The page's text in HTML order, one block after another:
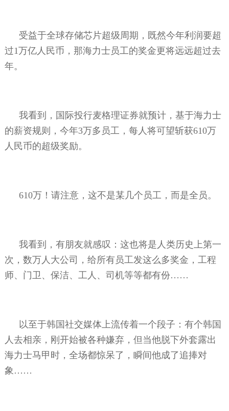
受益于全球存储芯片超级周期，既然今年利润要超
过1万亿人民币，那海力士员工的奖金更将远远超过去
年。
我看到，国际投行麦格理证券就预计，基于海力士
的薪资规则，今年3万多员工，每人将可望斩获610万
人民币的超级奖励。
610万！请注意，这不是某几个员工，而是全员。
我看到，有朋友就感叹：这也将是人类历史上第一
次，数万人大公司，给所有员工发这么多奖金，工程
师、门卫、保洁、工人、司机等等都有份……
以至于韩国社交媒体上流传着一个段子：有个韩国
人去相亲，刚开始被各种嫌弃，但当他脱下外套露出
海力士马甲时，全场都惊呆了，瞬间他成了追捧对
象……